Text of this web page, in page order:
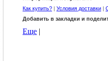
Как купить? | Условия доставки |
Добавить в закладки и
Еще |